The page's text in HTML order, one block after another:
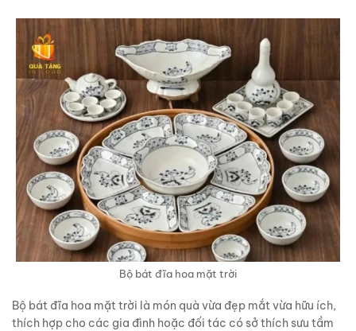
Bộ bát đĩa hoa mặt trời
Bộ bát đĩa hoa mặt trời là món quà vừa đẹp mắt vừa hữu ích,
thích hợp cho các gia đình hoặc đối tác có sở thích sưu tầm